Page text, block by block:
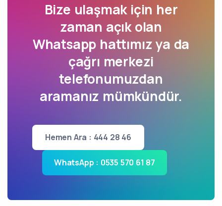
Bize ulaşmak için her
zaman açık olan
Whatsapp hattımız ya da
çağrı merkezi
telefonumuzdan
aramanız mümkündür.
Hemen Ara : 444 28 46
WhatsApp : 0535 570 61 87